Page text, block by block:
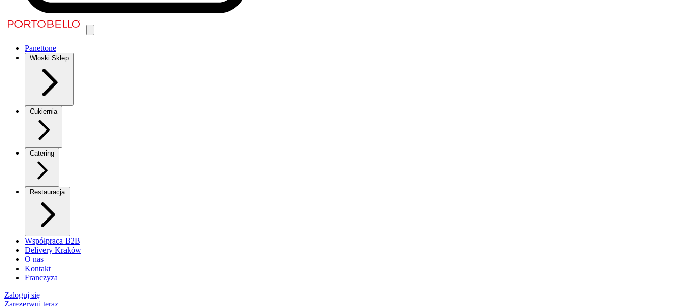
Panettone
Włoski Sklep
Cukiernia
Catering
Restauracja
Współpraca B2B
Delivery Kraków
O nas
Kontakt
Franczyza
Zaloguj się
Zarezerwuj teraz